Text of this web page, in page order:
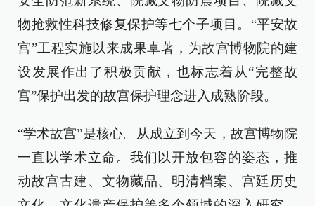
物抢救性科技修复保护等七个子项目。“平安故
宫”工程实施以来成果卓著，为故宫博物院的建
设发展作出了积极贡献，也标志着从“完整故
宫”保护出发的故宫保护理念进入成熟阶段。
“学术故宫”是核心。从成立到今天，故宫博物院
一直以学术立命。我们以开放包容的姿态，推
动故宫古建、文物藏品、明清档案、宫廷历史